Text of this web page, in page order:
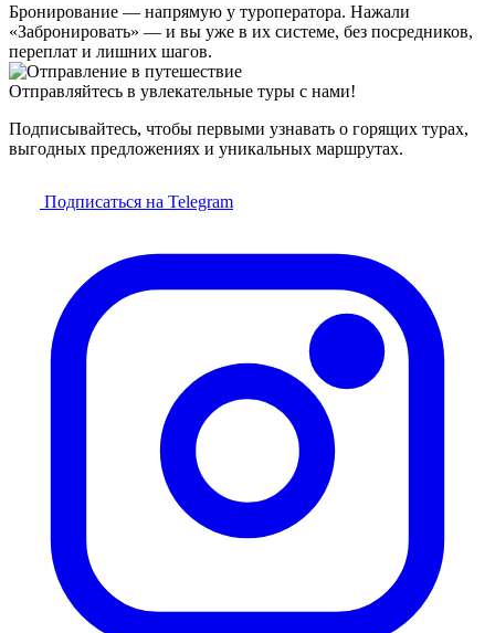
Бронирование — напрямую у туроператора. Нажали
«Забронировать» — и вы уже в их системе, без посредников,
переплат и лишних шагов.
Отправляйтесь в увлекательные туры с нами!
Подписывайтесь, чтобы первыми узнавать о горящих турах,
выгодных предложениях и уникальных маршрутах.
Подписаться на Telegram